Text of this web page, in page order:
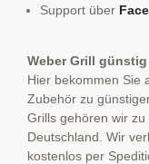
Support über
Weber Grill
Hier bekommen Sie
Zubehör zu
Grills gehören wir
Deutschland. Wir
kostenlos per